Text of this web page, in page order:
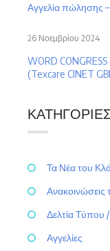
Αγγελία πώλησης
WORD
(Texcare CINET
26 Νοεμβρίου 2024
Τα Νέα του
Δελτία Τύπου
Αγγελίες